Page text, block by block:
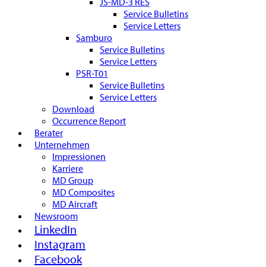
Service Bulletins
Service Letters
Samburo
Service Bulletins
Service Letters
PSR-T01
Service Bulletins
Service Letters
Download
Occurrence Report
Berater
Unternehmen
Impressionen
Karriere
MD Group
MD Composites
MD Aircraft
Newsroom
LinkedIn
Instagram
Facebook